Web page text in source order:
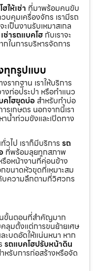
ให้เช่า ที่มาพร้อมคนขับ
บคุมเครื่องจักร เรามีรถ
เป็นงานรับเหมาสเกล
เช่ารถแบคโฮ กับเราจะ
ในการบริหารจัดการ
ทุกรูปแบบ
รากฐาน เราให้บริการ
งท่อประปา หรือทำแนว
คโฮขุดบ่อ สำหรับทำบ่อ
รเกษตร นอกจากนี้เรา
น้ำท่วมขังและเปิดทาง
ไป เราก็มีบริการ รถ
ที่พร้อมลุยทุกสภาพ
อหน้างานที่ค่อนข้าง
ขนาดหัวขุดที่เหมาะสม
บความลึกตามที่วิศวกร
นขั้นตอนที่สำคัญมาก
ลุมตั้งแต่การขนย้ายเศษ
ะบดอัดให้แน่นหนา หาก
รถแบคโฮปรับหน้าดิน
หรับการก่อสร้างหรือจัด